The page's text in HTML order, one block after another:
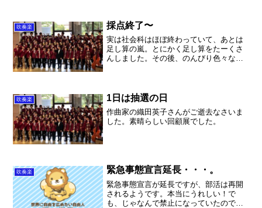
吹奏楽 採点終了〜
実は社会科はほぼ終わっていて、あとは
足し算の嵐。とにかく足し算をたーくさ
んしました。その後、のんびり色々なお
晃先生をお招きして指導者...
吹奏楽 1日は抽選の日
作曲家の織田英子さんがご逝去なさいま
した。素晴らしい回顧展でした。
吹奏楽 緊急事態宣言延長・・・。
緊急事態宣言が延長ですが、部活は再開
されるようです。本当にうれしい！で
も、じゃなんで禁止になっていたのでし